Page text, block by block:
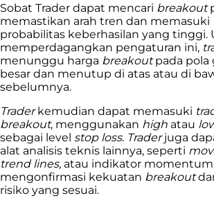
Sobat Trader dapat mencari breakout
memastikan arah tren dan memasuki
probabilitas keberhasilan yang tinggi.
memperdagangkan pengaturan ini,
menunggu harga breakoutpada pola
besar dan menutup di atas atau di
sebelumnya.
Traderkemudian dapat memasuki
breakout, menggunakan high atau
sebagai level stop loss. Traderjuga
alat analisis teknis lainnya, seperti
trend lines, atau indikator
mengonfirmasi kekuatan breakout
risiko yang sesuai.